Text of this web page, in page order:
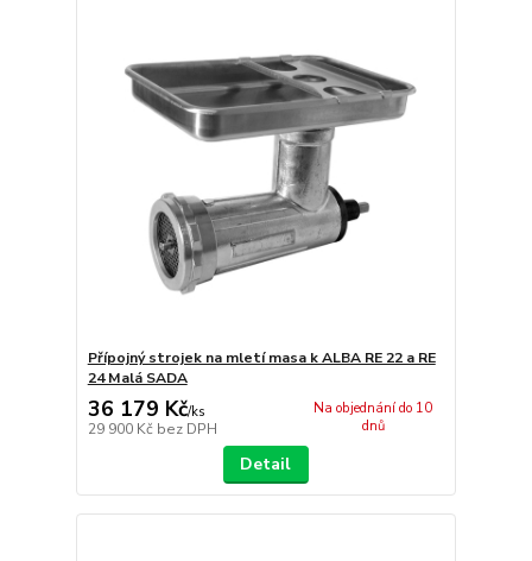
Přípojný strojek na mletí masa k ALBA RE 22 a RE
24 Malá SADA
36 179 Kč/ks
29 900 Kč bez DPH
Na objednání do 10
dnů
Detail